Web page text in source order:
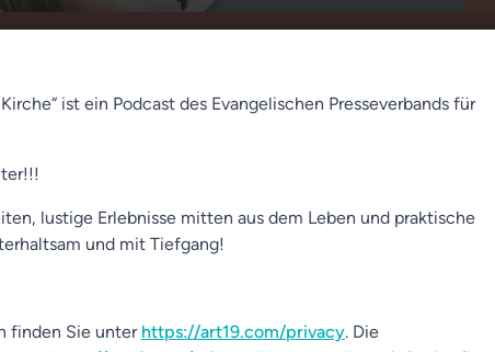
ist ein Podcast des Evangelischen Presseverbands für
lustige Erlebnisse mitten aus dem Leben und praktische
und mit Tiefgang!
finden Sie unter https://art19.com/privacy. Die